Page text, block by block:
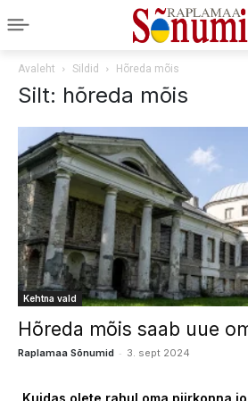
Avaleht Sildid Hõreda mõis
Silt: hõreda mõis
Kehtna vald
Hõreda mõis saab uue
Raplamaa Sõnumid - 3. sept 2024